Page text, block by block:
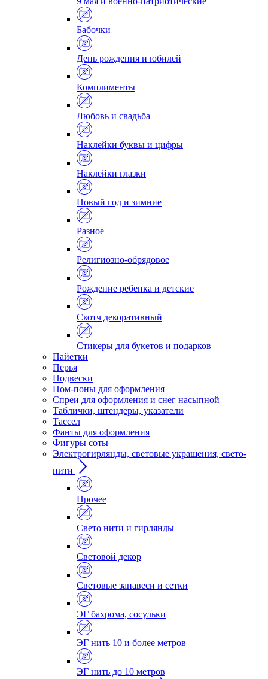
Бабочки
День рождения и юбилей
Комплименты
Любовь и свадьба
Наклейки буквы и цифры
Наклейки глазки
Новый год и зимние
Разное
Религиозно-обрядовое
Рождение ребенка и детские
Скотч декоративный
Стикеры для букетов и подарков
Пайетки
Перья
Подвески
Пом-поны для оформления
Спреи для оформления и снег насыпной
Таблички, штендеры, указатели
Тассел
Фанты для оформления
Фигуры соты
Электрогирлянды, световые украшения, свето-
нити
Прочее
Свето нити и гирлянды
Световой декор
Световые занавеси и сетки
ЭГ бахрома, сосульки
ЭГ нить 10 и более метров
ЭГ нить до 10 метров